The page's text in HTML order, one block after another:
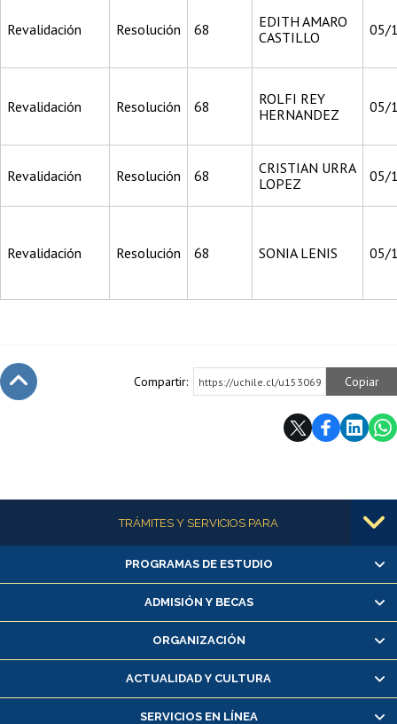
Revalidación Resolución 68
EDITH AMARO
CASTILLO
05/
Revalidación Resolución 68
ROLFI REY
HERNANDEZ
05/
Revalidación Resolución 68
CRISTIAN URRA
LOPEZ
05/
Revalidación Resolución 68 SONIA LENIS 05/
Compartir: https://uchile.cl/u153069 Copiar
Más informaciónTRÁMITES Y SERVICIOS PARA
Alumnas/os y exalumnas/os
Matrícula en línea
Inscripción y cambio de asignaturas
Consulta y certificado de notas
Servicio médico y dental
Pago de arancel y crédito alumnos
PROGRAMAS DE ESTUDIO
ADMISIÓN Y BECAS
ORGANIZACIÓN
ACTUALIDAD Y CULTURA
SERVICIOS EN LÍNEA